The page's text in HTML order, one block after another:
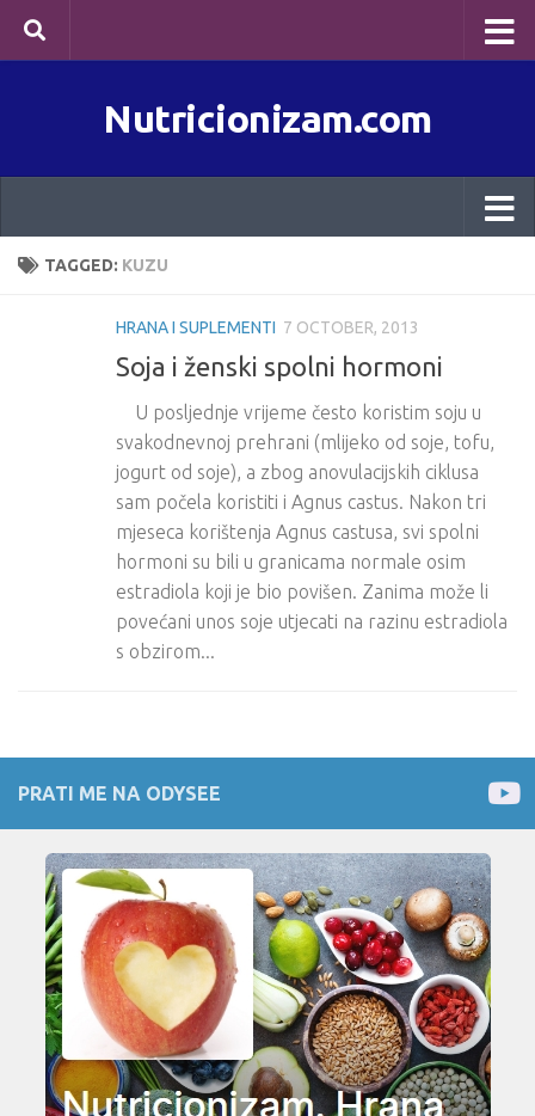
Skip to content
Nutricionizam.com
TAGGED: KUZU
HRANA I SUPLEMENTI 7 OCTOBER, 2013
Soja i ženski spolni hormoni
U posljednje vrijeme često koristim soju u
svakodnevnoj prehrani (mlijeko od soje, tofu,
jogurt od soje), a zbog anovulacijskih ciklusa
sam počela koristiti i Agnus castus. Nakon tri
mjeseca korištenja Agnus castusa, svi spolni
hormoni su bili u granicama normale osim
estradiola koji je bio povišen. Zanima može li
povećani unos soje utjecati na razinu estradiola
s obzirom...
PRATI ME NA ODYSEE